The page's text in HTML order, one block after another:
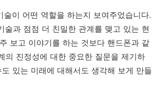
이 어떤 역할을 하는지 보여주었습니다.
과 점점 더 친밀한 관계를 맺고 있는 현
보고 이야기를 하는 것보다 핸드폰과 같
의 진정성에 대한 중요한 질문을 제기하
있는 미래에 대해서도 생각해 보게 만들